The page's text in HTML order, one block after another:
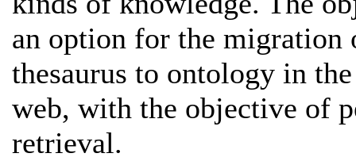
an option for the migration
thesaurus to ontology in
web, with the objective of
retrieval.